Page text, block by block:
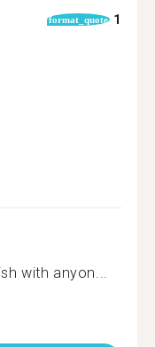
format_quote 1
with anyon...